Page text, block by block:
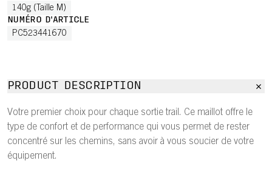
140g (Taille M)
NUMÉRO D'ARTICLE
PC523441670
PRODUCT DESCRIPTION
Votre premier choix pour chaque sortie trail. Ce maillot offre le
type de confort et de performance qui vous permet de rester
concentré sur les chemins, sans avoir à vous soucier de votre
équipement.